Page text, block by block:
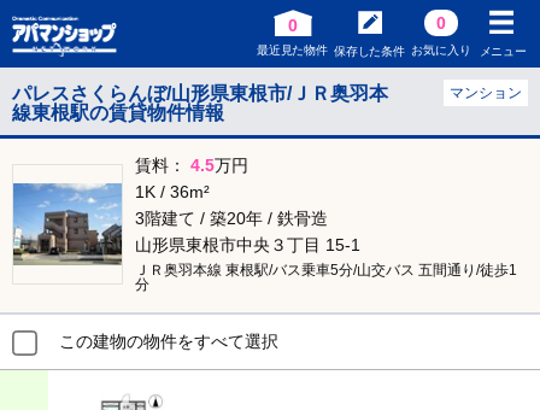
0
最近見た物件 保存した条件
0
お気に入り メニュー
パレスさくらんぼ/山形県東根市/ＪＲ奥羽本
線東根駅の賃貸物件情報
マンション
賃料： 4.5万円
1K / 36m²
3階建て / 築20年 / 鉄骨造
山形県東根市中央３丁目 15-1
ＪＲ奥羽本線 東根駅/バス乗車5分/山交バス 五間通り/徒歩1
分
この建物の物件をすべて選択